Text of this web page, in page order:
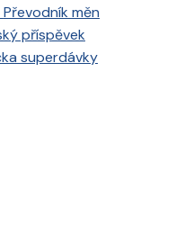
Převodník měn
příspěvek
superdávky